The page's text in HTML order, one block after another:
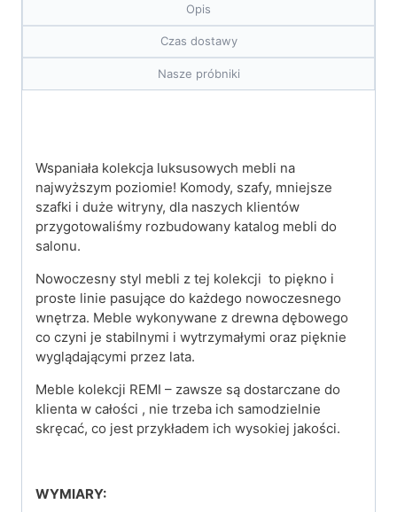
Opis
Czas dostawy
Nasze próbniki
Wspaniała kolekcja luksusowych mebli na
najwyższym poziomie! Komody, szafy, mniejsze
szafki i duże witryny, dla naszych klientów
przygotowaliśmy rozbudowany katalog mebli do
salonu.
Nowoczesny styl mebli z tej kolekcji to piękno i
proste linie pasujące do każdego nowoczesnego
wnętrza. Meble wykonywane z drewna dębowego
co czyni je stabilnymi i wytrzymałymi oraz pięknie
wyglądającymi przez lata.
Meble kolekcji REMI – zawsze są dostarczane do
klienta w całości , nie trzeba ich samodzielnie
skręcać, co jest przykładem ich wysokiej jakości.
WYMIARY: